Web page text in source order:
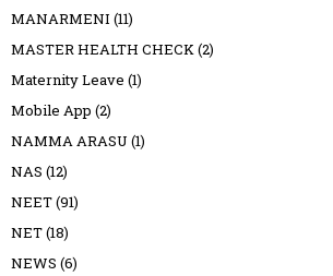
MANARMENI (11)
MASTER HEALTH CHECK(2)
Maternity Leave (1)
Mobile App (2)
NAMMA ARASU (1)
NAS (12)
NEET(91)
NET(18)
NEWS (6)